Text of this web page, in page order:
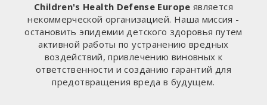
Children's Health Defense Europe является
некоммерческой организацией. Наша миссия -
остановить эпидемии детского здоровья путем
активной работы по устранению вредных
воздействий, привлечению виновных к
ответственности и созданию гарантий для
предотвращения вреда в будущем.